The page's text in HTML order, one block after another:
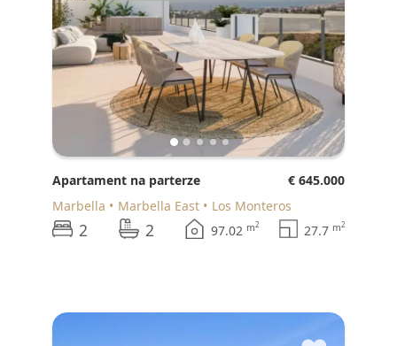
Apartament na parterze
€ 645.000
Marbella
Marbella East Los Monteros
2 2 97.02 m2 27.7 m2